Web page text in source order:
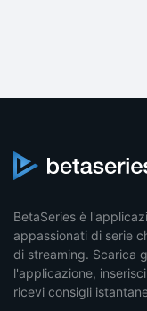
BetaSeries è
appassionati di serie
di streaming. Scarica
l'applicazione,
ricevi consigli